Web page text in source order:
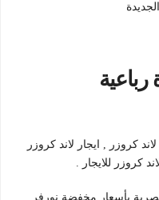
رباعية
كروزر , ايجار لاند كروزر
كروزر للايجار .
بأسعار مخفضة نورفر